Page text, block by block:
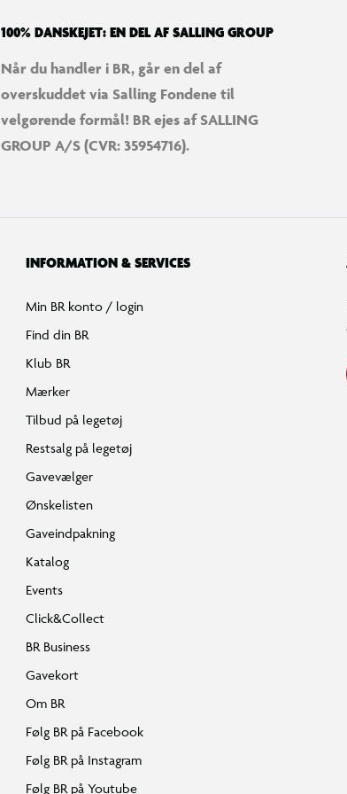
100% DANSKEJET: EN DEL AF SALLING GROUP
Når du handler i BR, går en del af
overskuddet via Salling Fondene til
velgørende formål! BR ejes af SALLING
GROUP A/S (CVR: 35954716).
INFORMATION & SERVICES
Min BR konto / login
Find din BR
Klub BR
Mærker
Tilbud på legetøj
Restsalg på legetøj
Gavevælger
Ønskelisten
Gaveindpakning
Katalog
Events
Click&Collect
BR Business
Gavekort
Om BR
Følg BR på Facebook
Følg BR på Instagram
Følg BR på Youtube